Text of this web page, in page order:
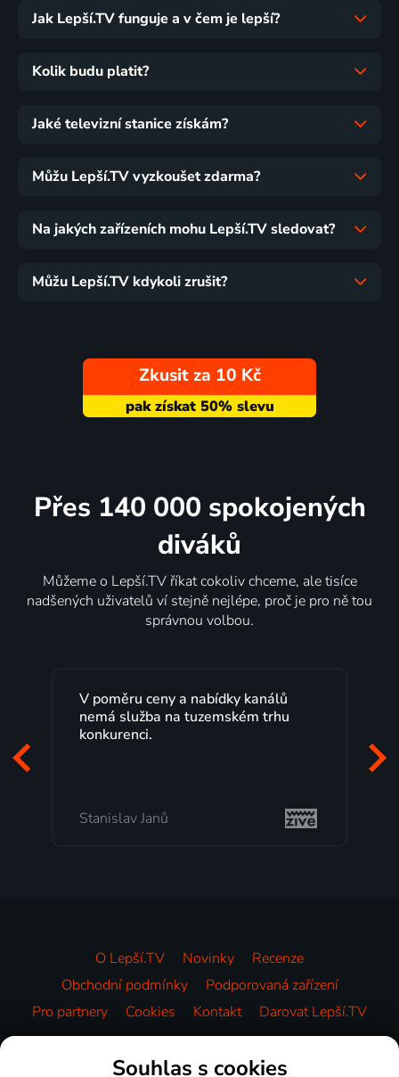
Jak Lepší.TV funguje a v čem je lepší?
Kolik budu platit?
Jaké televizní stanice získám?
Můžu Lepší.TV vyzkoušet zdarma?
Na jakých zařízeních mohu Lepší.TV sledovat?
Můžu Lepší.TV kdykoli zrušit?
Zkusit za 10 Kč
Přes 140 000 spokojených
diváků
Můžeme o Lepší.TV říkat cokoliv chceme, ale tisíce
nadšených uživatelů ví stejně nejlépe, proč je pro ně tou
správnou volbou.
Lepší.TV sleduji už několik let s
maximální spokojeností. Velký výběr
programů a nemuset běžet k TV na
začátek programu, to je přesně to, co
Milada Tomešová
O Lepší.TV Novinky
Recenze
Obchodní podmínky
Podporovaná zařízení
Pro partnery
Cookies Kontakt Darovat Lepší.TV
Videotéka
Souhlas s cookies